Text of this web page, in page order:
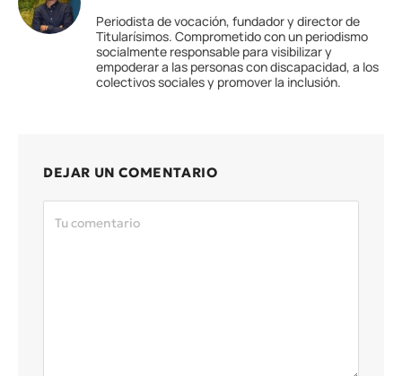
Periodista de vocación, fundador y director de
Titularísimos. Comprometido con un periodismo
socialmente responsable para visibilizar y
empoderar a las personas con discapacidad, a los
colectivos sociales y promover la inclusión.
DEJAR UN COMENTARIO